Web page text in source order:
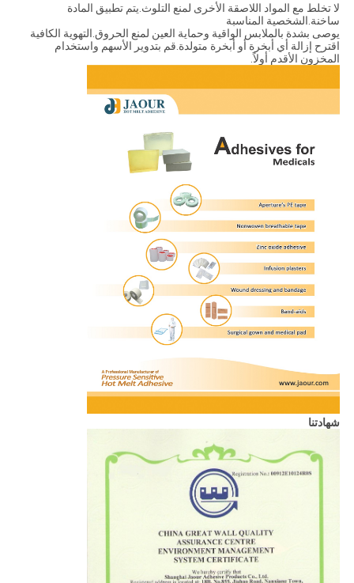
لا تخلط مع المواد اللاصقة الأخرى لمنع التلوث.يتم تطبيق المادة
ساخنة.الشخصية المناسبة
يوصى بشدة بالملابس الواقية وحماية العين لمنع الحروق.التهوية الكافية
اقترح إزالة أي أبخرة أو أبخرة متولدة.قم بتدوير الأسهم واستخدام
المخزون الأقدم أولاً.
شهادتنا